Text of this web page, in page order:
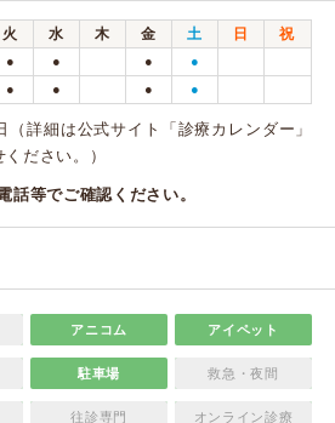
火 水 木 金 土 日
祝
● ● ● ●
● ● ● ●
詳細は公式サイト「診療カレンダー」
ださい。）
話等でご確認ください。
アニコム アイペット
駐車場 救急・夜間
往診専門 オンライン診療